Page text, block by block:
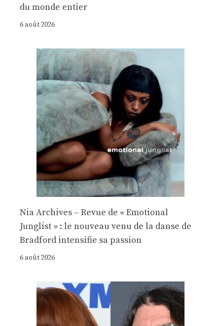
du monde entier
6 août 2026
Nia Archives – Revue de « Emotional
Junglist » : le nouveau venu de la danse de
Bradford intensifie sa passion
6 août 2026